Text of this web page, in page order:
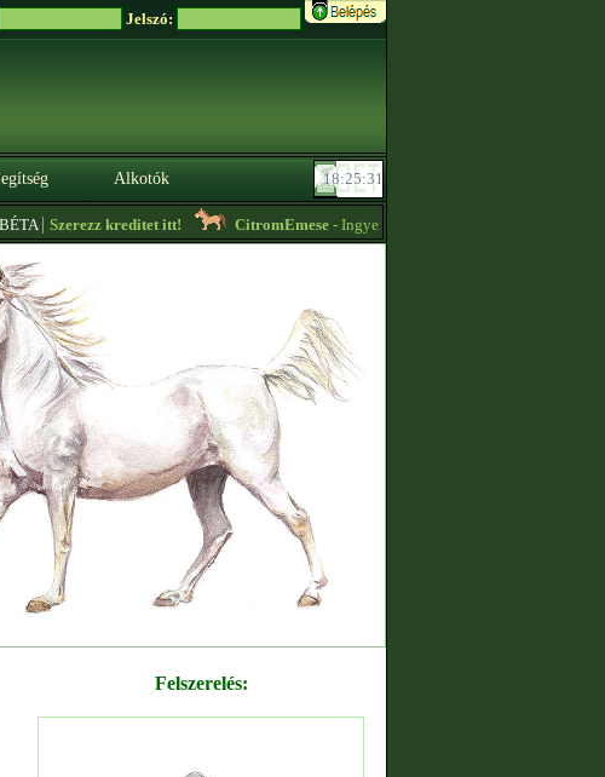
Jelszó:
Alkotók
|Szerezz kreditet itt! CitromEmese- Ingyen lovak! Írj rám, ha szeretnél kapni
Felszerelés: